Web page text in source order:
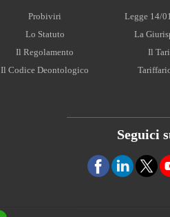
Probiviri
Lo Statuto
Il Regolamento
Il Codice Deontologico
Legge 14/
La
Il
Seguici